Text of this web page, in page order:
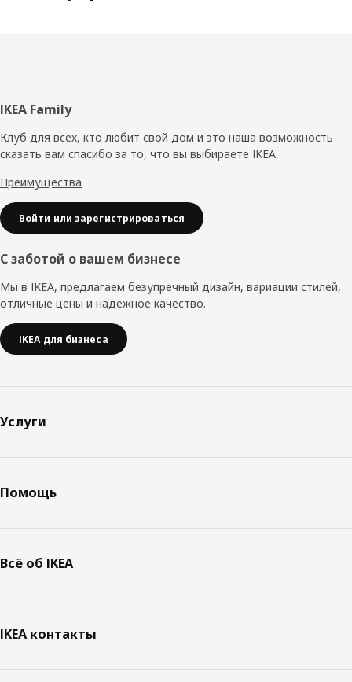
Нижний
колонтитул
IKEA Family
Клуб для всех, кто любит свой дом и это наша возможность
сказать вам спасибо за то, что вы выбираете IKEA.
Преимущества
Войти или зарегистрироваться
С заботой о вашем бизнесе
Мы в IKEA, предлагаем безупречный дизайн, вариации стилей,
отличные цены и надёжное качество.
IKEA для бизнеса
Услуги
Помощь
Всё об IKEA
IKEA контакты